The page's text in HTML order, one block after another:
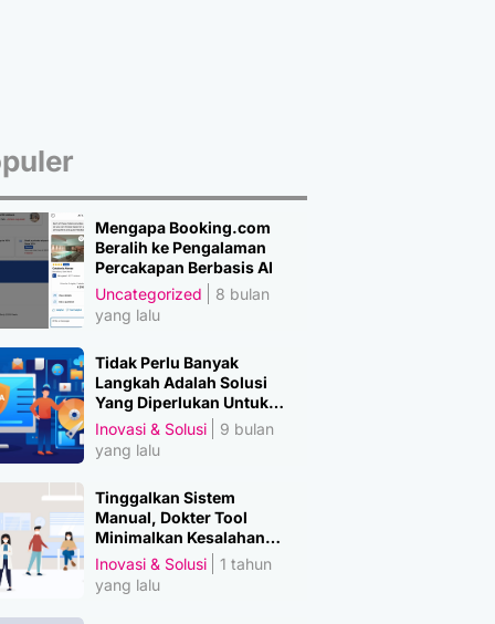
Mengapa Booking.com
Beralih ke Pengalaman
Percakapan Berbasis AI
Uncategorized
8 bulan
yang lalu
Tidak Perlu Banyak
Langkah Adalah Solusi
Yang Diperlukan Untuk
Amankan Data
Inovasi & Solusi
9 bulan
yang lalu
Tinggalkan Sistem
Manual, Dokter Tool
Minimalkan Kesalahan
Manusia
Inovasi & Solusi
1 tahun
yang lalu